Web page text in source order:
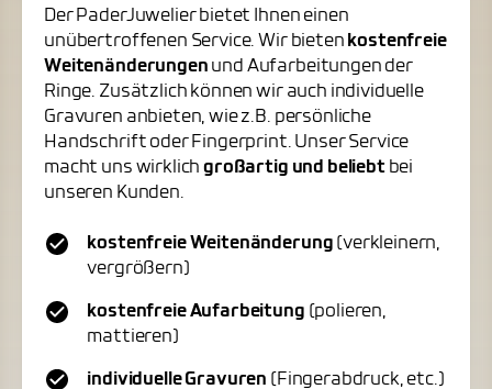
Der PaderJuwelier bietet Ihnen einen
unübertroffenen Service. Wir bieten kostenfreie
Weitenänderungen und Aufarbeitungen der
Ringe. Zusätzlich können wir auch individuelle
Gravuren anbieten, wie z.B. persönliche
Handschrift oder Fingerprint. Unser Service
macht uns wirklichgroßartig und beliebtbei
unseren Kunden.
kostenfreie Weitenänderung (verkleinern,
vergrößern)
kostenfreie Aufarbeitung (polieren,
mattieren)
individuelle Gravuren (Fingerabdruck, etc.)